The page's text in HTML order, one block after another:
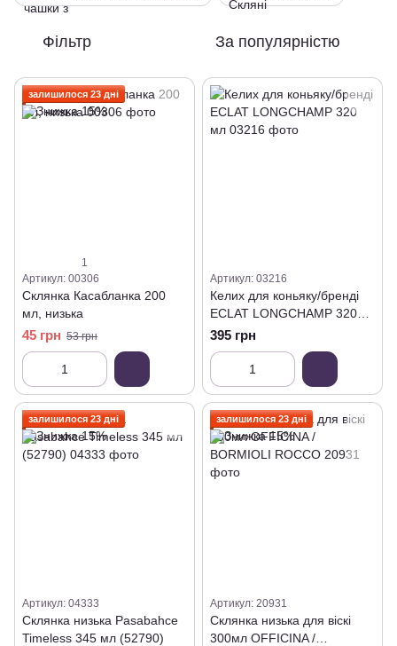
Фільтр За популярністю
залишилося 23 дні
1
Артикул: 00306
Склянка Касабланка 200
мл, низька
45 грн 53 грн
Артикул: 03216
Келих для коньяку/бренді
ECLAT LONGCHAMP 320
мл
395 грн
залишилося 23 дні
Артикул: 04333
Склянка низька Pasabahce
Timeless 345 мл (52790)
залишилося 23 дні
Артикул: 20931
Склянка низька для віскі
300мл OFFICINA /